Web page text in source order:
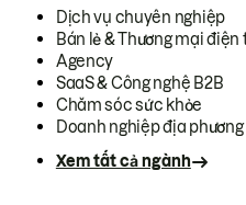
Dịch vụ chuyên nghiệp
Bán lẻ & Thương mại điện
Agency
SaaS & Công nghệ B2B
Chăm sóc sức khỏe
Doanh nghiệp địa phương
Xem tất cả ngành